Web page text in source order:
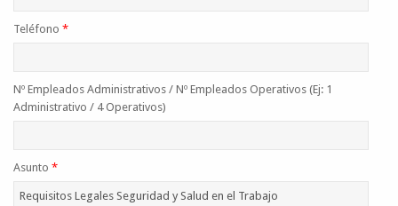
Teléfono *
Nº Empleados Administrativos / Nº Empleados Operativos (Ej: 1
Administrativo / 4 Operativos)
Asunto *